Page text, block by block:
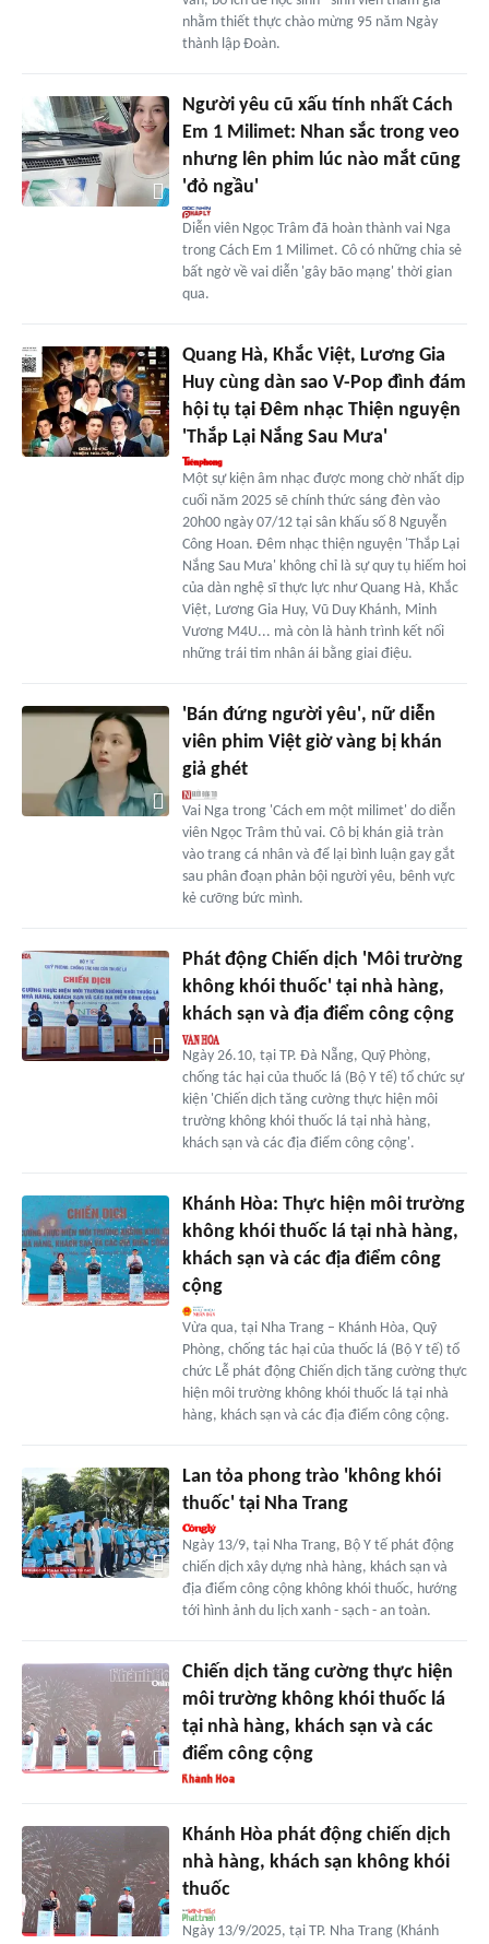
nhằm thiết thực chào mừng 95 năm Ngày
thành lập Đoàn.
Người yêu cũ xấu tính nhất Cách
Em 1 Milimet: Nhan sắc trong veo
nhưng lên phim lúc nào mắt cũng
'đỏ ngầu'
Diễn viên Ngọc Trâm đã hoàn thành vai Nga
trong Cách Em 1 Milimet. Cô có những chia sẻ
bất ngờ về vai diễn 'gây bão mạng' thời gian
qua.
Quang Hà, Khắc Việt, Lương Gia
Huy cùng dàn sao V-Pop đình đám
hội tụ tại Đêm nhạc Thiện nguyện
'Thắp Lại Nắng Sau Mưa'
Một sự kiện âm nhạc được mong chờ nhất dịp
cuối năm 2025 sẽ chính thức sáng đèn vào
20h00 ngày 07/12 tại sân khấu số 8 Nguyễn
Công Hoan. Đêm nhạc thiện nguyện 'Thắp Lại
Nắng Sau Mưa' không chỉ là sự quy tụ hiếm hoi
của dàn nghệ sĩ thực lực như Quang Hà, Khắc
Việt, Lương Gia Huy, Vũ Duy Khánh, Minh
Vương M4U... mà còn là hành trình kết nối
những trái tim nhân ái bằng giai điệu.
'Bán đứng người yêu', nữ diễn
viên phim Việt giờ vàng bị khán
giả ghét
Vai Nga trong 'Cách em một milimet' do diễn
viên Ngọc Trâm thủ vai. Cô bị khán giả tràn
vào trang cá nhân và để lại bình luận gay gắt
sau phân đoạn phản bội người yêu, bênh vực
kẻ cưỡng bức mình.
Phát động Chiến dịch 'Môi trường
không khói thuốc' tại nhà hàng,
khách sạn và địa điểm công cộng
Ngày 26.10, tại TP. Đà Nẵng, Quỹ Phòng,
chống tác hại của thuốc lá (Bộ Y tế) tổ chức sự
kiện 'Chiến dịch tăng cường thực hiện môi
trường không khói thuốc lá tại nhà hàng,
khách sạn và các địa điểm công cộng'.
Khánh Hòa: Thực hiện môi trường
không khói thuốc lá tại nhà hàng,
khách sạn và các địa điểm công
cộng
Vừa qua, tại Nha Trang – Khánh Hòa, Quỹ
Phòng, chống tác hại của thuốc lá (Bộ Y tế) tổ
chức Lễ phát động Chiến dịch tăng cường thực
hiện môi trường không khói thuốc lá tại nhà
hàng, khách sạn và các địa điểm công cộng.
Lan tỏa phong trào 'không khói
thuốc' tại Nha Trang
Ngày 13/9, tại Nha Trang, Bộ Y tế phát động
chiến dịch xây dựng nhà hàng, khách sạn và
địa điểm công cộng không khói thuốc, hướng
tới hình ảnh du lịch xanh - sạch - an toàn.
Chiến dịch tăng cường thực hiện
môi trường không khói thuốc lá
tại nhà hàng, khách sạn và các
điểm công cộng
Khánh Hòa phát động chiến dịch
nhà hàng, khách sạn không khói
thuốc
Ngày 13/9/2025, tại TP. Nha Trang (Khánh